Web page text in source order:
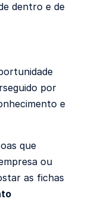
dentro e de
por
e
que
ou
as fichas